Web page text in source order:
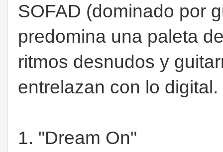
SOFAD (dominado por
predomina una paleta
ritmos desnudos y
entrelazan con lo
1. "Dream On"